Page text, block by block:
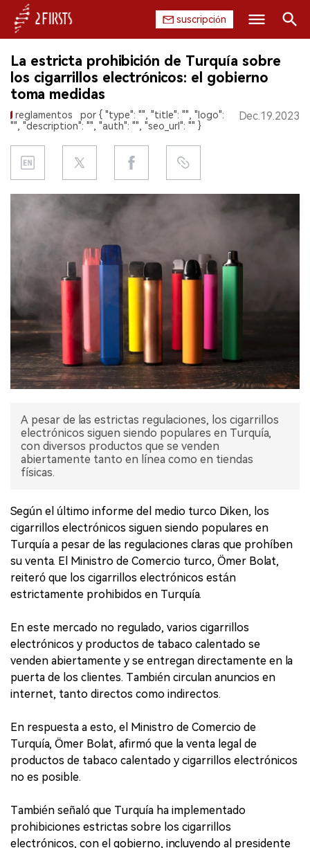
suscripción
INICIO
EMPRESA
REGULACIÓN
EXPOSICIÓN
ENTREVISTA
Buscar
La estricta prohibición de Turquía sobre
los cigarrillos electrónicos: el gobierno
toma medidas
reglamentos
por { "type": "", "title": "", "logo":
"", "description": "", "auth": "", "seo_url": "" }
Dec.19.2023
A pesar de las estrictas regulaciones, los cigarrillos
electrónicos siguen siendo populares en Turquía,
con diversos productos que se venden
abiertamente tanto en línea como en tiendas
físicas.
Según el último informe del medio turco Diken, los
cigarrillos electrónicos siguen siendo populares en
Turquía a pesar de las regulaciones claras que prohíben
su venta. El Ministro de Comercio turco, Ömer Bolat,
reiteró que los cigarrillos electrónicos están
estrictamente prohibidos en Turquía.
En este mercado no regulado, varios cigarrillos
electrónicos y productos de tabaco calentado se
venden abiertamente y se entregan directamente en la
puerta de los clientes. También circulan anuncios en
internet, tanto directos como indirectos.
En respuesta a esto, el Ministro de Comercio de
Turquía, Ömer Bolat, afirmó que la venta legal de
productos de tabaco calentado y cigarrillos electrónicos
no es posible.
También señaló que Turquía ha implementado
prohibiciones estrictas sobre los cigarrillos
electrónicos, con el gobierno, incluyendo al presidente